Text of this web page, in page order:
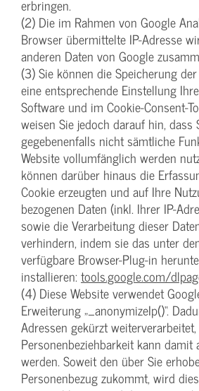
erbringen.
(2) Die im Rahmen von Google
Browser übermittelte IP-Adresse
anderen Daten von Google
(3) Sie können die Speicherung
eine entsprechende Einstellung
Software und im Cookie-Consent-
weisen Sie jedoch darauf hin, dass
gegebenenfalls nicht sämtliche
Website vollumfänglich werden
können darüber hinaus die
Cookie erzeugten und auf Ihre
bezogenen Daten (inkl. Ihrer IP-
sowie die Verarbeitung dieser
verhindern, indem sie das unter
verfügbare Browser-Plug-in
installieren: tools.google.com/
(4) Diese Website verwendet
Erweiterung „_anonymizeIp()“.
Adressen gekürzt
Personenbeziehbarkeit kann damit
werden. Soweit den über Sie
Personenbezug zukommt, wird